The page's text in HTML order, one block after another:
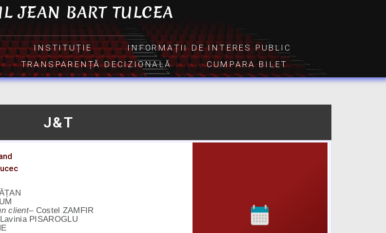
JEAN BART TULCEA
INSTITUȚIE
INFORMAȚII DE INTERES PUBLIC
TRANSPARENȚĂ DECIZIONALĂ CUMPARA BILET
J&T
client– Costel ZAMFIR
PISAROGLU